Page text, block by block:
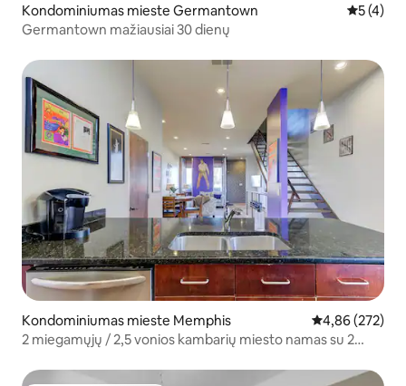
Kondominiumas mieste Germantown Vidutinis
5 (4)
Germantown mažiausiai 30 dienų
Kondominiumas mieste Memphis Vidutinis
4,86 (272)
2 miegamųjų / 2,5 vonios kambarių miesto namas su 2